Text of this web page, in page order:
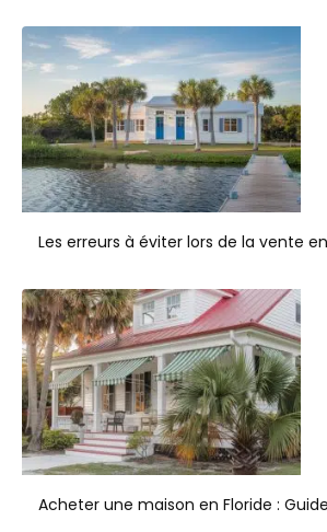
Les erreurs à éviter lors de la vente
Acheter une maison en Floride :